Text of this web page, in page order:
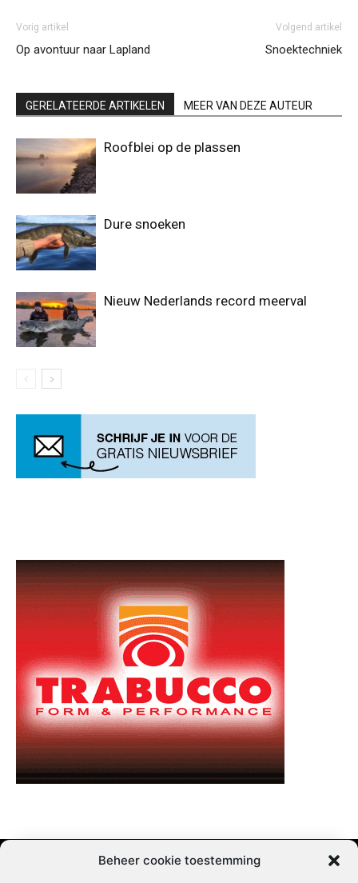
Beheer cookie toestemming
Vorig artikel
Op avontuur naar Lapland
Volgend artikel
Snoektechniek
GERELATEERDE ARTIKELEN MEER VAN DEZE AUTEUR
Roofblei op de plassen
Dure snoeken
Nieuw Nederlands record meerval